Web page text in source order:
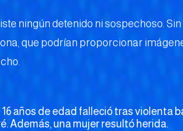
ningún detenido ni sospechoso.
que podrían proporcionar
años de edad falleció tras violenta
Además, una mujer resultó herida.